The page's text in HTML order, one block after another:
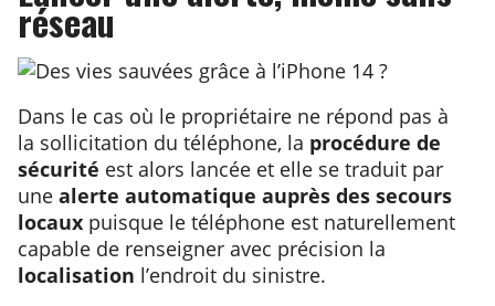
réseau
Dans le cas où le propriétaire ne répond pas à
la sollicitation du téléphone, la procédure de
sécurité est alors lancée et elle se traduit par
une alerte automatique auprès des secours
locaux puisque le téléphone est naturellement
capable de renseigner avec précision la
localisation l’endroit du sinistre.